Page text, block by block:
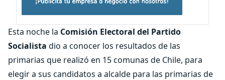
Esta noche la Comisión Electoral del Partido
Socialista dio a conocer los resultados de las
primarias que realizó en 15 comunas de Chile, para
elegir a sus candidatos a alcalde para las primarias de